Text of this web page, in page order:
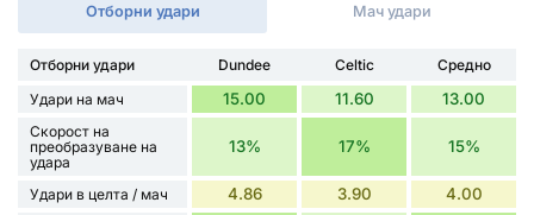
Отборни удари Мач удари
Отборни удари Dundee Celtic
Средно
Удари на мач
15.00 11.60 13.00
Скорост на
преобразуване на
удара
13% 17% 15%
Удари в целта / мач 4.86 3.90 4.00